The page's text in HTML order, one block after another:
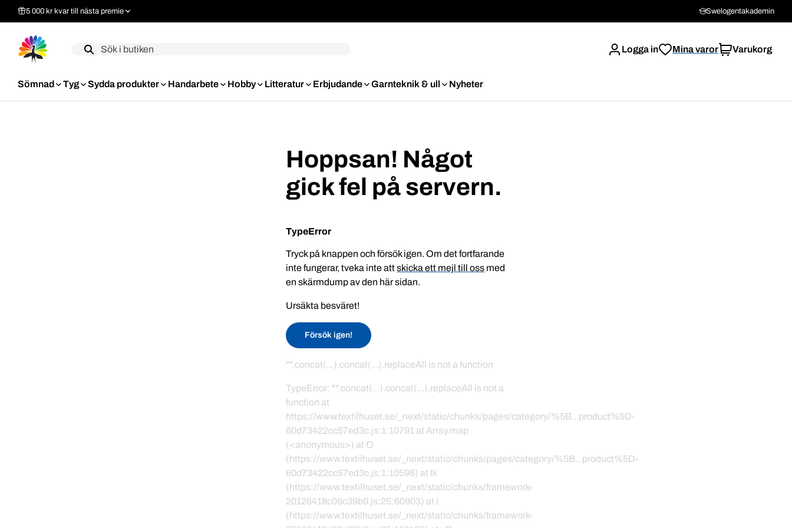
5 000 kr kvar till nästa premie Swelogentakademin
Label Logga in Mina varor Varukorg
Sömnad Tyg Sydda produkter Handarbete Hobby Litteratur Erbjudande Garnteknik & ull Nyheter
Hoppsan! Något
gick fel på servern.
TypeError
Tryck på knappen och försök igen. Om det fortfarande
inte fungerar, tveka inte attskicka ett mejl till oss med
en skärmdump av den här sidan.
Ursäkta besväret!
Försök igen!
"".concat(...).concat(...).replaceAll is not a function
TypeError: "".concat(...).concat(...).replaceAll is not a
function at
https://www.textilhuset.se/_next/static/chunks/pages/category/%5B...product%5D-
60d73422cc57ed3c.js:1:10791 at Array.map
(<anonymous>) at O
(https://www.textilhuset.se/_next/static/chunks/pages/category/%5B...product%5D-
60d73422cc57ed3c.js:1:10598) at lk
(https://www.textilhuset.se/_next/static/chunks/framework-
20126418c06c39b0.js:25:60903) at i
(https://www.textilhuset.se/_next/static/chunks/framework-